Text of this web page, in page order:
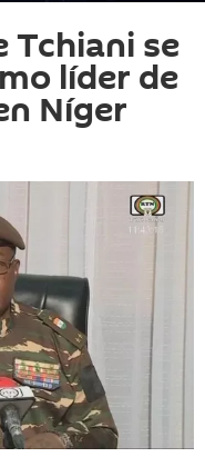
Tchiani se
líder de
Níger